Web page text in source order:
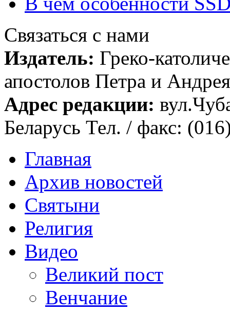
Связаться с нами
Издатель: Греко-
апостолов Петра и
Адрес редакции:
Беларусь Тел. / факс:
Главная
Архив новостей
Святыни
Религия
Видео
Великий пост
Венчание